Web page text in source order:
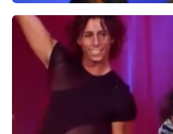
Ilse DeLange
274+
BEKIJKEN